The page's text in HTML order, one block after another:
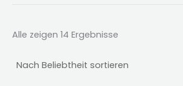
Alle zeigen 14 Ergebnisse